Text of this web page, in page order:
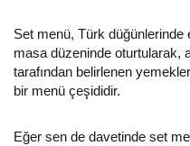
Set menü, Türk
masa düzeninde oturtularak,
tarafından belirlenen
bir menü çeşididir.
Eğer sen de davetinde set